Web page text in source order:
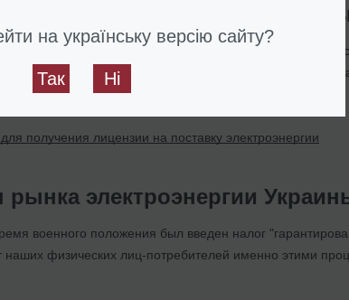
при продаже и покупке на
там нужно внимательно смотреть на условия. Бывают
Также с другими трейдерами – кто-то может
получения лицензии на поставку электроэнергии
электроэнергии
военного положения был введен налог
физических лиц-потребителей именно этими
на українську версію сайту?
Так Ні